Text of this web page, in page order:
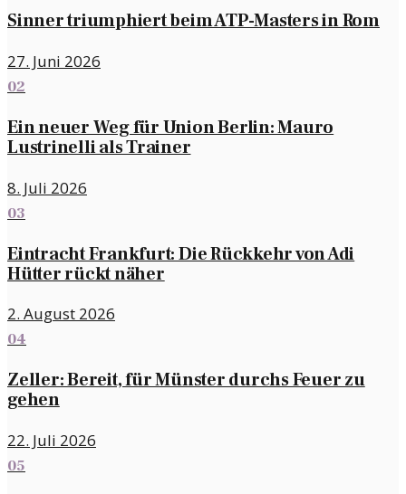
Sinner triumphiert beim ATP-Masters in Rom
27. Juni 2026
02
Ein neuer Weg für Union Berlin: Mauro
Lustrinelli als Trainer
8. Juli 2026
03
Eintracht Frankfurt: Die Rückkehr von Adi
Hütter rückt näher
2. August 2026
04
Zeller: Bereit, für Münster durchs Feuer zu
gehen
22. Juli 2026
05